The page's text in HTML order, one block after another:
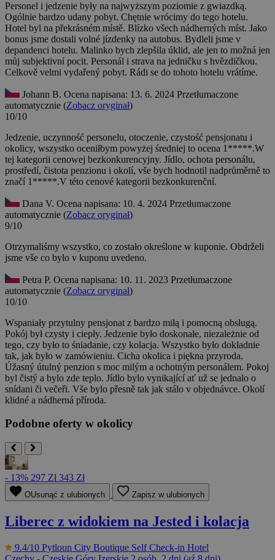
Personel i jedzenie były na najwyższym poziomie z gwiazdką.
Ogólnie bardzo udany pobyt. Chętnie wrócimy do tego hotelu.
Hotel byl na překrásném místě. Blízko všech nádherných míst. Jako
bonus jsme dostali volné jízdenky na autobus. Bydleli jsme v
depandenci hotelu. Malinko bych zlepšila úklid, ale jen to možná jen
můj subjektivní pocit. Personál i strava na jedničku s hvězdičkou.
Celkově velmi vydařený pobyt. Rádi se do tohoto hotelu vrátíme.
Johann B. Ocena napisana: 13. 6. 2024 Przetłumaczone
automatycznie (Zobacz oryginał)
10/10
Jedzenie, uczynność personelu, otoczenie, czystość pensjonatu i
okolicy, wszystko oceniłbym powyżej średniej to ocena 1*****.W
tej kategorii cenowej bezkonkurencyjny. Jídlo, ochota personálu,
prostředí, čistota penzionu i okolí, vše bych hodnotil nadprůměrně to
značí 1*****.V této cenové kategorii bezkonkurenční.
Dana V. Ocena napisana: 10. 4. 2024 Przetłumaczone
automatycznie (Zobacz oryginał)
9/10
Otrzymaliśmy wszystko, co zostało określone w kuponie. Obdrželi
jsme vše co bylo v kuponu uvedeno.
Petra P. Ocena napisana: 10. 11. 2023 Przetłumaczone
automatycznie (Zobacz oryginał)
10/10
Wspaniały przytulny pensjonat z bardzo miłą i pomocną obsługą.
Pokój był czysty i ciepły. Jedzenie było doskonałe, niezależnie od
tego, czy było to śniadanie, czy kolacja. Wszystko było dokładnie
tak, jak było w zamówieniu. Cicha okolica i piękna przyroda.
Úžasný útulný penzion s moc milým a ochotným personálem. Pokoj
byl čistý a bylo zde teplo. Jídlo bylo vynikající ať už se jednalo o
snídani či večeři. Vše bylo přesně tak jak stálo v objednávce. Okolí
klidné a nádherná příroda.
Podobne oferty w okolicy
- 13% 297 Zł343 Zł
OUsunąć z ulubionych Zapisz w ulubionych
Liberec z widokiem na Jested i kolacja
9.4/10 Pytloun City Boutique Self Check-in Hotel